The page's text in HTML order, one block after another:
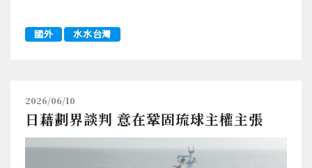
國外 水水台灣
2026/06/10
日藉劃界談判 意在鞏固琉球主權主張